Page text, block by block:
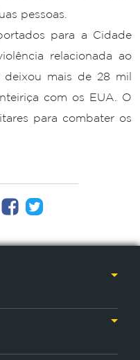
pessoas.
para a Cidade
relacionada ao
mais de 28 mil
com os EUA. O
para combater os